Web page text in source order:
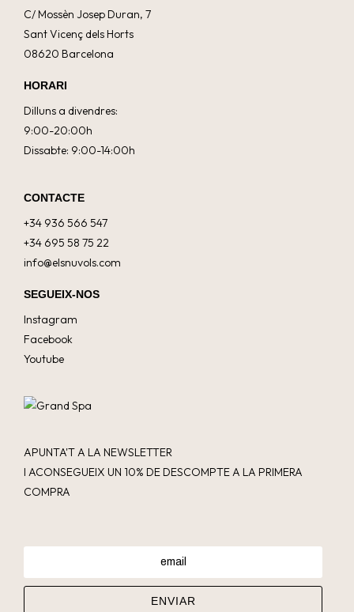
C/ Mossèn Josep Duran, 7
Sant Vicenç dels Horts
08620 Barcelona
HORARI
Dilluns a divendres:
9:00-20:00h
Dissabte: 9:00-14:00h
CONTACTE
+34 936 566 547
+34 695 58 75 22
info@elsnuvols.com
SEGUEIX-NOS
Instagram
Facebook
Youtube
APUNTA'T A LA NEWSLETTER
I ACONSEGUEIX UN 10% DE DESCOMPTE A LA PRIMERA
COMPRA